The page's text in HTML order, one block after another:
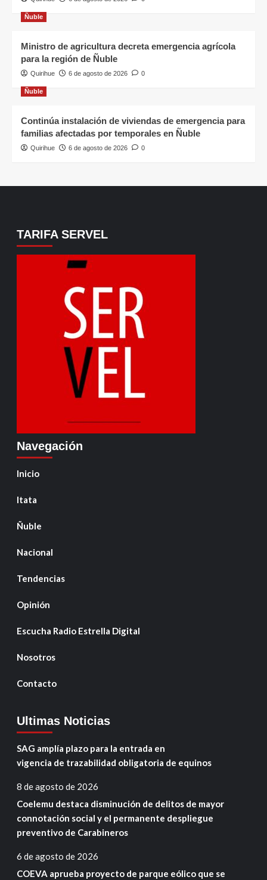
Ñuble
Ministro de agricultura decreta emergencia agrícola
para la región de Ñuble
Quirihue 6 de agosto de 2026 0
Ñuble
Continúa instalación de viviendas de emergencia para
familias afectadas por temporales en Ñuble
Quirihue 6 de agosto de 2026 0
TARIFA SERVEL
Navegación
Inicio
Itata
Ñuble
Nacional
Tendencias
Opinión
Escucha Radio Estrella Digital
Nosotros
Contacto
Ultimas Noticias
SAG amplía plazo para la entrada en
vigencia de trazabilidad obligatoria de equinos
8 de agosto de 2026
Coelemu destaca disminución de delitos de mayor
connotación social y el permanente despliegue
preventivo de Carabineros
6 de agosto de 2026
COEVA aprueba proyecto de parque eólico que se